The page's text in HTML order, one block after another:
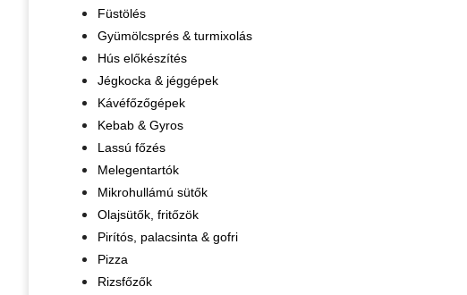
Füstölés
Gyümölcsprés & turmixolás
Hús előkészítés
Jégkocka & jéggépek
Kávéfőzőgépek
Kebab & Gyros
Lassú főzés
Melegentartók
Mikrohullámú sütők
Olajsütők, fritőzök
Pirítós, palacsinta & gofri
Pizza
Rizsfőzők